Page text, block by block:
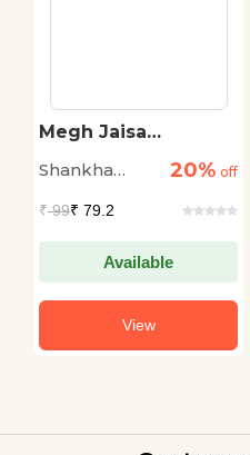
Megh Jaisa
Shankha
20% off
₹99₹ 79.2
Available
View